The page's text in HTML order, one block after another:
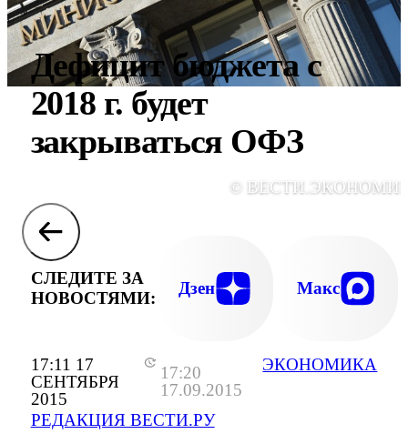
17:11 17
СЕНТЯБРЯ
2015
17:20
17.09.2015
РЕДАКЦИЯ ВЕСТИ.РУ
ЭКОНОМИКА
Дефицит бюджета с
2018 г. будет
закрываться ОФЗ
©
СЛЕДИТЕ ЗА
НОВОСТЯМИ:
Дзен Макс